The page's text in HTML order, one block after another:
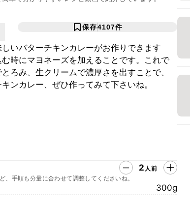
保存4107件
いバターチキンカレーがお作りできます
時にマヨネーズを加えることです。これで
ろみ、生クリームで濃厚さを出すことで、
ンカレー、ぜひ作ってみて下さいね。
2 人前
手順も分量に合わせて調整してくださいね。
300g